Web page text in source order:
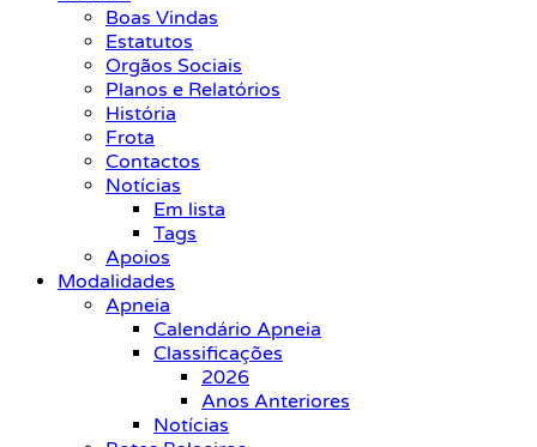
Boas Vindas
Estatutos
Orgãos Sociais
Planos e Relatórios
História
Frota
Contactos
Notícias
Em lista
Tags
Apoios
Modalidades
Apneia
Calendário Apneia
Classificações
2026
Anos Anteriores
Notícias